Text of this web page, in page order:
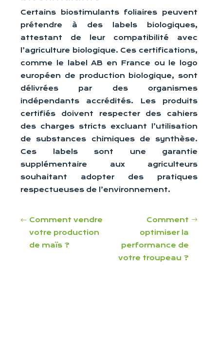
Certains biostimulants foliaires peuvent
prétendre à des labels biologiques,
attestant de leur compatibilité avec
l’agriculture biologique. Ces certifications,
comme le label AB en France ou le logo
européen de production biologique, sont
délivrées par des organismes
indépendants accrédités. Les produits
certifiés doivent respecter des cahiers
des charges stricts excluant l’utilisation
de substances chimiques de synthèse.
Ces labels sont une garantie
supplémentaire aux agriculteurs
souhaitant adopter des pratiques
respectueuses de l’environnement.
Comment vendre
votre production
de maïs ?
Comment
optimiser la
performance de
votre troupeau ?